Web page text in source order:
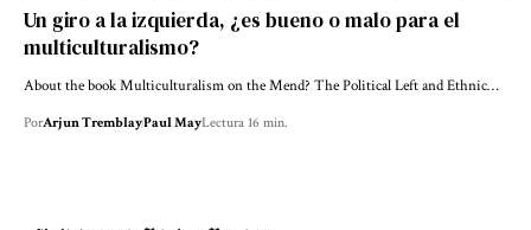
Un giro a la izquierda, ¿es bueno o malo para el
multiculturalismo?
About the book Multiculturalism on the Mend? The Political Left and Ethnic…
PorArjun TremblayPaul MayLectura 16 min.